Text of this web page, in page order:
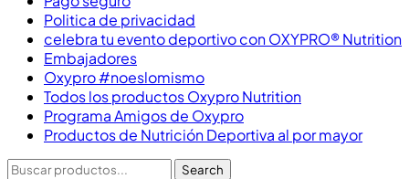
Politica de privacidad
celebra tu evento deportivo con OXYPRO® Nutrition
Embajadores
Oxypro #noeslomismo
Todos los productos Oxypro Nutrition
Programa Amigos de Oxypro
Productos de Nutrición Deportiva al por mayor
Search